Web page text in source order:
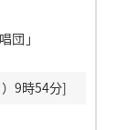
」
9時54分]